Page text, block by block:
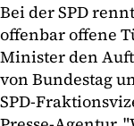
Bei der SPD
offenbar offene
Minister den
von Bundestag
SPD-